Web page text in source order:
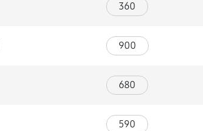
360
900
680
590